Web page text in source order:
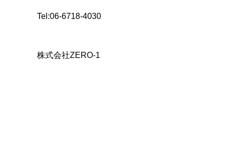
Tel:06-6718-4030
株式会社ZERO-1